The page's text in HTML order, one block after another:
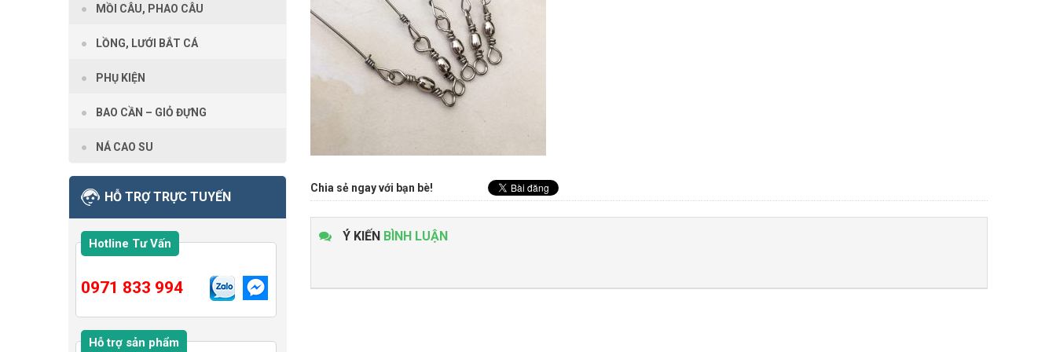
Chia sẻ ngay với bạn bè!
Ý KIẾN BÌNH LUẬN
MỒI CÂU, PHAO CÂU
LỒNG, LƯỚI BẮT CÁ
PHỤ KIỆN
BAO CẦN – GIỎ ĐỰNG
NÁ CAO SU
HỖ TRỢ TRỰC TUYẾN
Hotline Tư Vấn
0971 833 994
Hỗ trợ sản phẩm